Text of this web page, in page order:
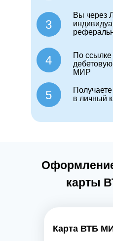
3
Вы через
4
По
МИР
5
в личный
карты
Карта ВТБ